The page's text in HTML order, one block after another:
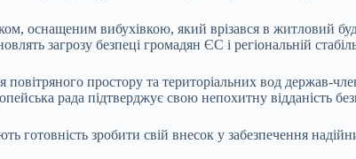
оснащеним вибухівкою, який врізався в житловий
загрозу безпеці громадян ЄС і регіональній
простору та територіальних вод держав-
рада підтверджує свою непохитну відданість
зробити свій внесок у забезпечення